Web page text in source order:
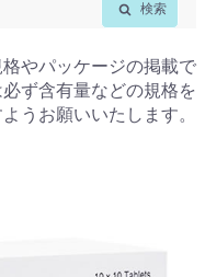
検索
やパッケージの掲載で
ず含有量などの規格を
うお願いいたします。